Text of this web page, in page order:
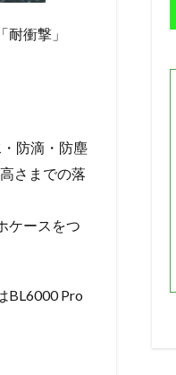
衝撃」
防滴・防塵
さまでの落
ケースをつ
BL6000 Pro